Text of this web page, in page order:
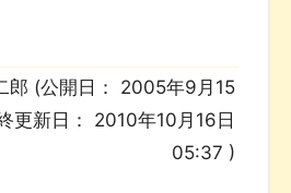
郎 (公開日： 2005年9月15
更新日： 2010年10月16日
05:37 )